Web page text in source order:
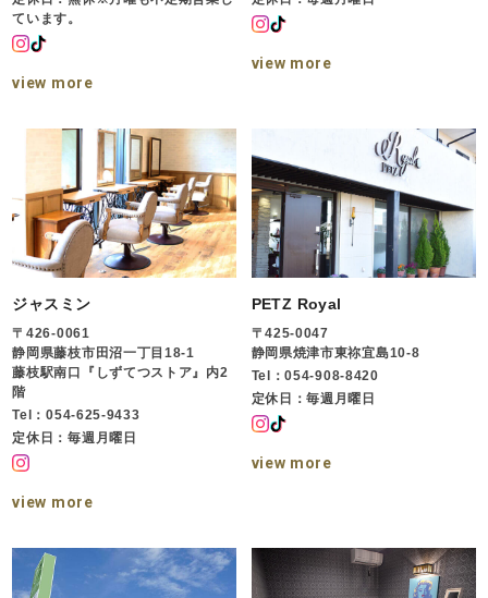
ています。
view more
view more
ジャスミン
〒426-0061
静岡県藤枝市田沼一丁目18-1
藤枝駅南口『しずてつストア』内2
階
Tel：054-625-9433
定休日：毎週月曜日
view more
PETZ Royal
〒425-0047
静岡県焼津市東祢宜島10-8
Tel：054-908-8420
定休日：毎週月曜日
view more